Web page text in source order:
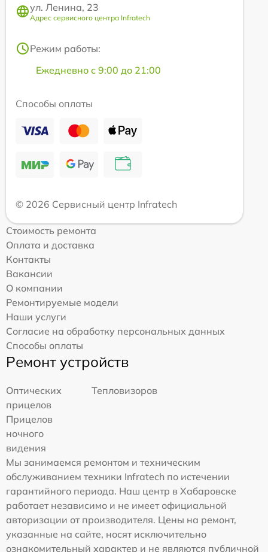
ул. Ленина, 23
Адрес сервисного центра Infratech
Режим работы:
Ежедневно с 9:00 до 21:00
Способы оплаты
© 2026 Сервисный центр Infratech
Стоимость ремонта
Оплата и доставка
Контакты
Вакансии
О компании
Ремонтируемые модели
Наши услуги
Согласие на обработку персональных данных
Способы оплаты
Ремонт устройств
Оптических
прицелов
Тепловизоров
Прицелов
ночного
видения
Мы занимаемся ремонтом и техническим
обслуживанием техники Infratech по истечении
гарантийного периода. Наш центр в Хабаровске
работает независимо и не имеет официальной
авторизации от производителя. Цены на ремонт,
указанные на сайте, носят исключительно
ознакомительный характер и не являются публичной